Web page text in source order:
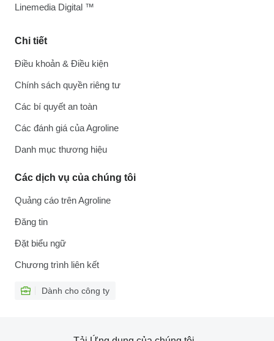
Chi tiết
Điều khoản & Điều kiện
Chính sách quyền riêng tư
Các bí quyết an toàn
Các đánh giá của Agroline
Danh mục thương hiệu
Các dịch vụ của chúng tôi
Quảng cáo trên Agroline
Đăng tin
Đặt biểu ngữ
Chương trình liên kết
Dành cho công ty
Linemedia Digital ™